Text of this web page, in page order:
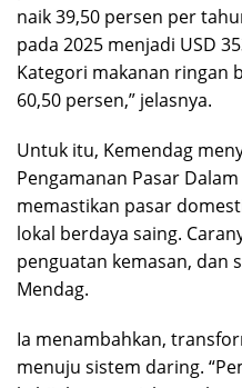
naik 39,50 persen per
pada 2025 menjadi USD
Kategori makanan ringan
60,50 persen,” jelasnya.
Untuk itu, Kemendag
Pengamanan Pasar
memastikan pasar
lokal berdaya saing.
penguatan kemasan, dan
Mendag.
Ia menambahkan,
menuju sistem daring.